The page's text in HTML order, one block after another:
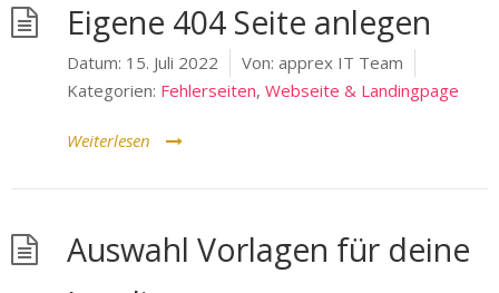
Eigene 404 Seite anlegen
Datum: 15. Juli 2022 Von: apprex IT Team
Kategorien: Fehlerseiten, Webseite & Landingpage
Weiterlesen
Auswahl Vorlagen für deine